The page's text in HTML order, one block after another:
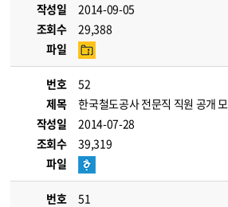
작성일
2014-09-05
조회수
29,388
파일
번호
52
제목
한국철도공사 전문직 직원 공개
작성일
2014-07-28
조회수
39,319
파일
번호
51